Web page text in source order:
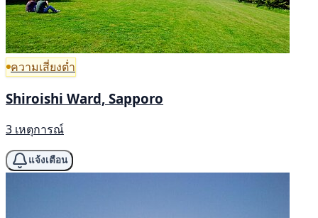
ความเสี่ยงต่ำ
Shiroishi Ward, Sapporo
3 เหตุการณ์
แจ้งเตือน